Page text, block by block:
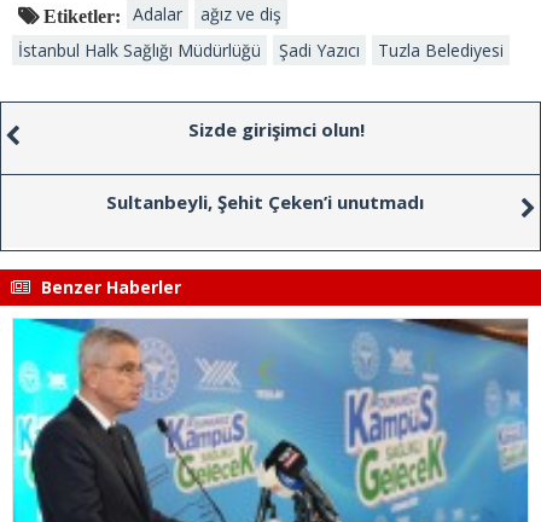
Etiketler: Adalar
ağız ve diş
İstanbul Halk Sağlığı Müdürlüğü
Şadi Yazıcı Tuzla Belediyesi
Sizde girişimci olun!
Sultanbeyli, Şehit Çeken’i unutmadı
Benzer Haberler